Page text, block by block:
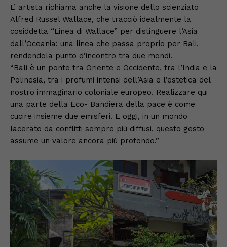
L’ artista richiama anche la visione dello scienziato
Alfred Russel Wallace, che tracciò idealmente la
cosiddetta “Linea di Wallace” per distinguere l’Asia
dall’Oceania: una linea che passa proprio per Bali,
rendendola punto d’incontro tra due mondi.
“Bali è un ponte tra Oriente e Occidente, tra l’India e la
Polinesia, tra i profumi intensi dell’Asia e l’estetica del
nostro immaginario coloniale europeo. Realizzare qui
una parte della Eco- Bandiera della pace è come
cucire insieme due emisferi. E oggi, in un mondo
lacerato da conflitti sempre più diffusi, questo gesto
assume un valore ancora più profondo.”